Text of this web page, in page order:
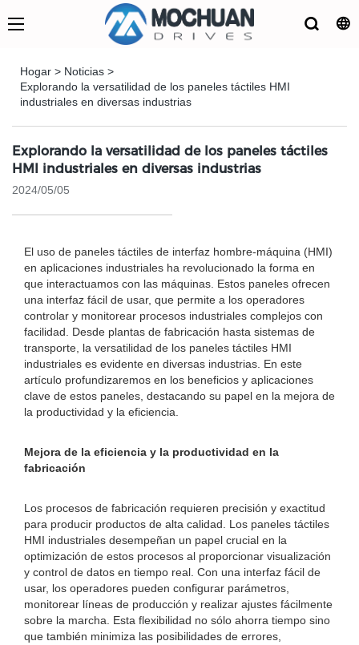
Hogar > Noticias >
Explorando la versatilidad de los paneles táctiles HMI
industriales en diversas industrias
Explorando la versatilidad de los paneles táctiles
HMI industriales en diversas industrias
2024/05/05
El uso de paneles táctiles de interfaz hombre-máquina (HMI)
en aplicaciones industriales ha revolucionado la forma en
que interactuamos con las máquinas. Estos paneles ofrecen
una interfaz fácil de usar, que permite a los operadores
controlar y monitorear procesos industriales complejos con
facilidad. Desde plantas de fabricación hasta sistemas de
transporte, la versatilidad de los paneles táctiles HMI
industriales es evidente en diversas industrias. En este
artículo profundizaremos en los beneficios y aplicaciones
clave de estos paneles, destacando su papel en la mejora de
la productividad y la eficiencia.
Mejora de la eficiencia y la productividad en la
fabricación
Los procesos de fabricación requieren precisión y exactitud
para producir productos de alta calidad. Los paneles táctiles
HMI industriales desempeñan un papel crucial en la
optimización de estos procesos al proporcionar visualización
y control de datos en tiempo real. Con una interfaz fácil de
usar, los operadores pueden configurar parámetros,
monitorear líneas de producción y realizar ajustes fácilmente
sobre la marcha. Esta flexibilidad no sólo ahorra tiempo sino
que también minimiza las posibilidades de errores,